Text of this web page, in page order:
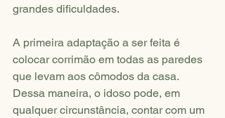
grandes dificuldades.
A primeira adaptação a ser feita é
colocar corrimão em todas as paredes
que levam aos cômodos da casa.
Dessa maneira, o idoso pode, em
qualquer circunstância, contar com um